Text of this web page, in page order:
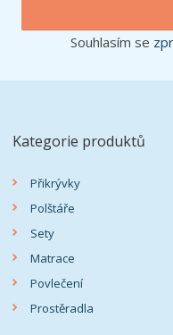
Souhlasím se
Kategorie produktů
Přikrývky
Polštáře
Sety
Matrace
Povlečení
Prostěradla